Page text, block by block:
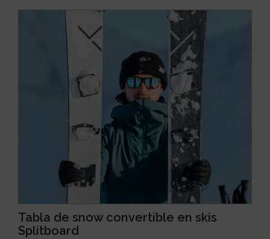
Tabla de snow convertible en skis
Splitboard